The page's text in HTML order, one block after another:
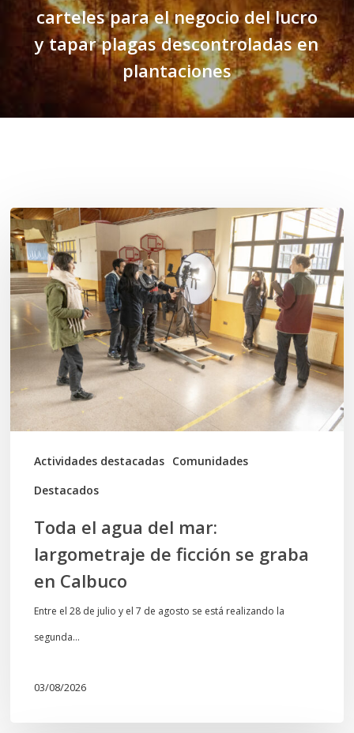
carteles para el negocio del lucro
y tapar plagas descontroladas en
plantaciones
Actividades destacadas Comunidades
Destacados
Toda
el
agua
del
mar:
largometraje
de
ficción
se
graba
Toda el agua del mar:
largometraje de ficción se graba
en Calbuco
Entre el 28 de julio y el 7 de agosto se está realizando la
segunda…
03/08/2026